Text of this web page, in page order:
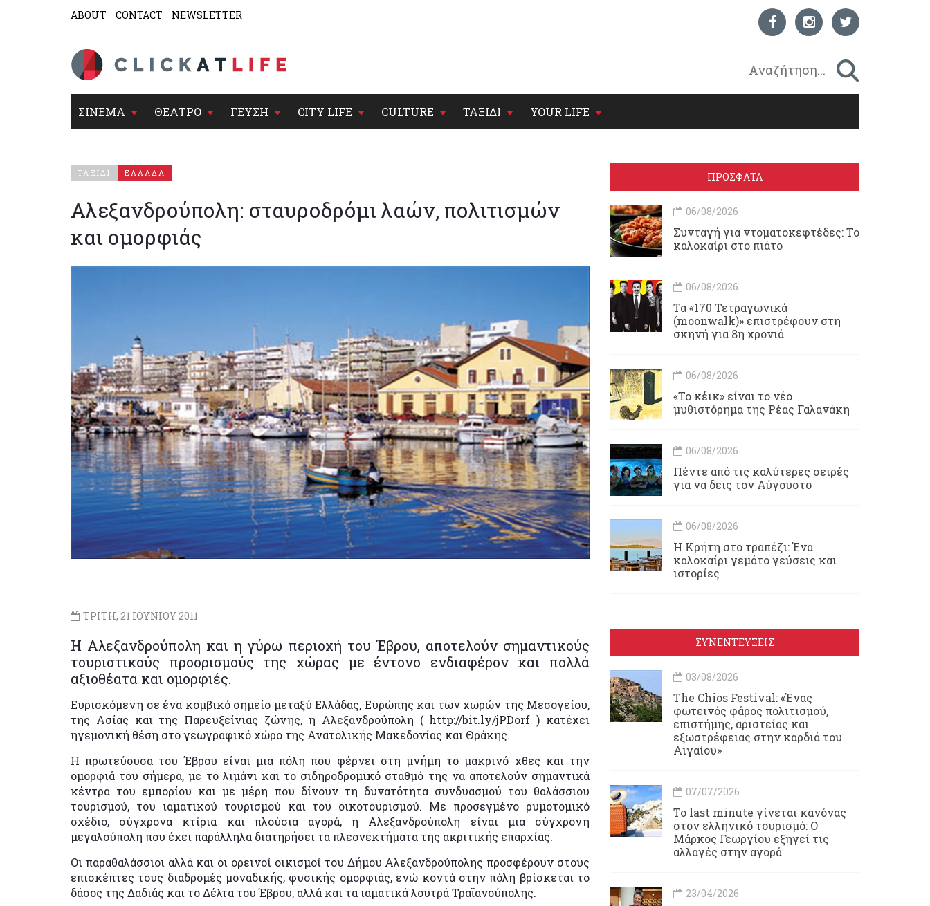
ABOUT CONTACT NEWSLETTER
ΣΙΝΕΜΑ ΘΕΑΤΡΟ ΓΕΥΣΗ CITY LIFE CULTURE ΤΑΞΙΔΙ YOUR LIFE
ΤΑΞΙΔΙ ΕΛΛΑΔΑ
Αλεξανδρούπολη: σταυροδρόμι λαών, πολιτισμών
και ομορφιάς
ΤΡΙΤΗ, 21 ΙΟΥΝΙΟΥ 2011
Η Αλεξανδρούπολη και η γύρω περιοχή του Έβρου, αποτελούν σημαντικούς
τουριστικούς προορισμούς της χώρας με έντονο ενδιαφέρον και πολλά
αξιοθέατα και ομορφιές.
Ευρισκόμενη σε ένα κομβικό σημείο μεταξύ Ελλάδας, Ευρώπης και των χωρών της Μεσογείου,
της Ασίας και της Παρευξείνιας ζώνης, η Αλεξανδρούπολη ( http://bit.ly/jPDorf ) κατέχει
ηγεμονική θέση στο γεωγραφικό χώρο της Ανατολικής Μακεδονίας και Θράκης.
Η πρωτεύουσα του Έβρου είναι μια πόλη που φέρνει στη μνήμη το μακρινό χθες και την
ομορφιά του σήμερα, με το λιμάνι και το σιδηροδρομικό σταθμό της να αποτελούν σημαντικά
κέντρα του εμπορίου και με μέρη που δίνουν τη δυνατότητα συνδυασμού του θαλάσσιου
τουρισμού, του ιαματικού τουρισμού και του οικοτουρισμού. Με προσεγμένο ρυμοτομικό
σχέδιο, σύγχρονα κτίρια και πλούσια αγορά, η Αλεξανδρούπολη είναι μια σύγχρονη
μεγαλούπολη που έχει παράλληλα διατηρήσει τα πλεονεκτήματα της ακριτικής επαρχίας.
Οι παραθαλάσσιοι αλλά και οι ορεινοί οικισμοί του Δήμου Αλεξανδρούπολης προσφέρουν στους
επισκέπτες τους διαδρομές μοναδικής, φυσικής ομορφιάς, ενώ κοντά στην πόλη βρίσκεται το
δάσος της Δαδιάς και το Δέλτα του Έβρου, αλλά και τα ιαματικά λουτρά Τραϊανούπολης.
ΠΡΟΣΦΑΤΑ
06/08/2026
Συνταγή για ντοματοκεφτέδες: Το
καλοκαίρι στο πιάτο
06/08/2026
Τα «170 Τετραγωνικά
(moonwalk)» επιστρέφουν στη
σκηνή για 8η χρονιά
06/08/2026
«Το κέικ» είναι το νέο
μυθιστόρημα της Ρέας Γαλανάκη
06/08/2026
Πέντε από τις καλύτερες σειρές
για να δεις τον Αύγουστο
06/08/2026
Η Κρήτη στο τραπέζι: Ένα
καλοκαίρι γεμάτο γεύσεις και
ιστορίες
ΣΥΝΕΝΤΕΥΞΕΙΣ
03/08/2026
Τhe Chios Festival: «Ένας
φωτεινός φάρος πολιτισμού,
επιστήμης, αριστείας και
εξωστρέφειας στην καρδιά του
Αιγαίου»
07/07/2026
Το last minute γίνεται κανόνας
στον ελληνικό τουρισμό: Ο
Μάρκος Γεωργίου εξηγεί τις
αλλαγές στην αγορά
23/04/2026